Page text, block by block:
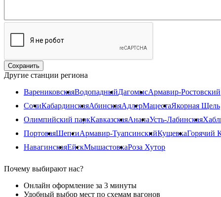
Другие станции региона
ВарениковскаяВодопадныйДагомысАрмавир-Ростовский
СочиКабардинскаяАбинскаяАдлерМацестаЯкорная Щель
Олимпийский паркКавказскаяАнапаУсть-Лабинская
ПортоваяШепсиАрмавир-ТуапсинскийКущевкаГорячий
НавагинскаяЕйскМышастовкаРоза Хутор
Почему выбирают нас?
Онлайн оформление за 3 минуты
Удобный выбор мест по схемам вагонов